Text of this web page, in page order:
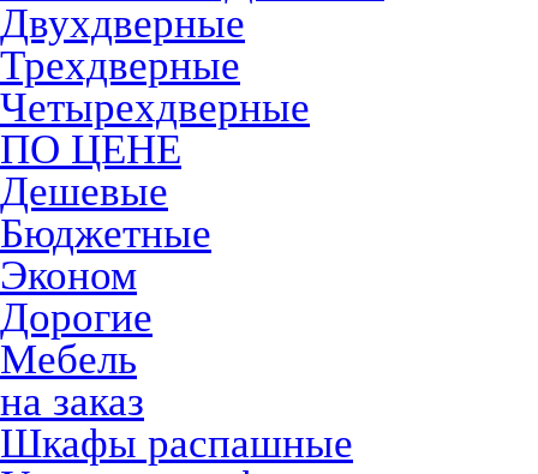
Двухдверные
Трехдверные
Четырехдверные
ПО ЦЕНЕ
Дешевые
Бюджетные
Эконом
Дорогие
Мебель
на заказ
Шкафы распашные